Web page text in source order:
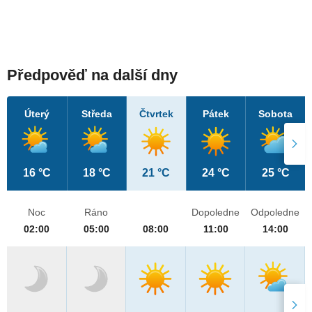
Předpověď na další dny
Úterý
16 °C
Středa
18 °C
Čtvrtek
21 °C
Pátek
24 °C
Sobota
25 °C
Noc
02:00
Ráno
05:00
08:00
Dopoledne
11:00
Odpoledne
14:00